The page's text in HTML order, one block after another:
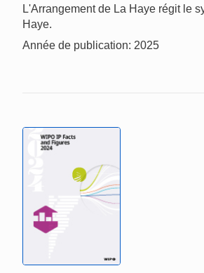
L'Arrangement de La Haye régit le
Haye.
Année de publication: 2025